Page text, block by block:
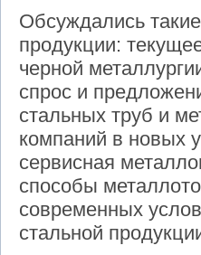
Обсуждались
продукции:
черной
спрос и
стальных труб и
компаний в новых
сервисная
способы
современных
стальной